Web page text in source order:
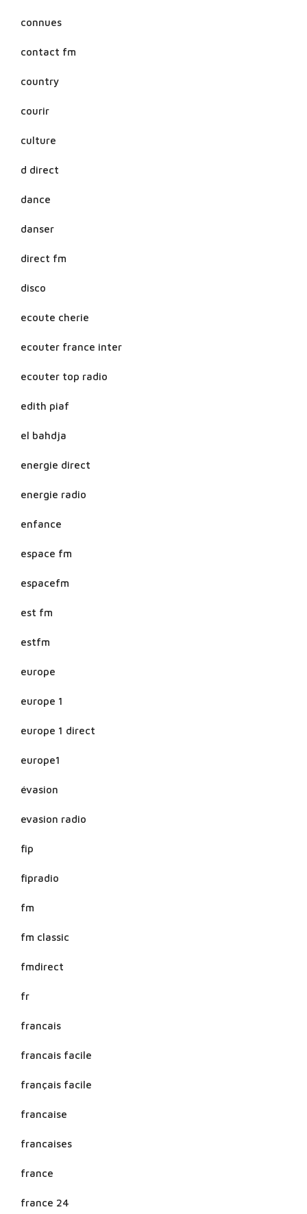
connues
contact fm
country
courir
culture
d direct
dance
danser
direct fm
disco
ecoute cherie
ecouter france inter
ecouter top radio
edith piaf
el bahdja
energie direct
energie radio
enfance
espace fm
espacefm
est fm
estfm
europe
europe 1
europe 1 direct
europe1
évasion
evasion radio
fip
fipradio
fm
fm classic
fmdirect
fr
francais
francais facile
français facile
francaise
francaises
france
france 24